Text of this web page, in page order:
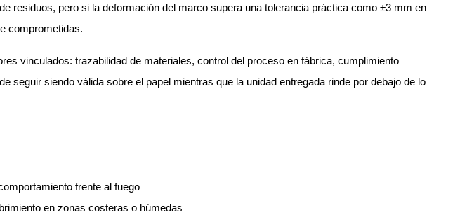
residuos, pero si la deformación del marco supera una tolerancia práctica como ±3 mm en
comprometidas.
vinculados: trazabilidad de materiales, control del proceso en fábrica, cumplimiento
siendo válida sobre el papel mientras que la unidad entregada rinde por debajo de lo
frente al fuego
en zonas costeras o húmedas